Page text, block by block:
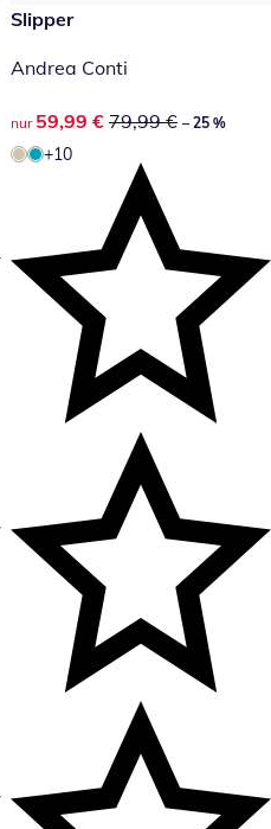
Preis: 79,99 €
Preis: 79,99 €
reduzierter Preis 59,99 €,
-25 %
Slipper
Andrea Conti
reduzierter Preis 59,99 €,
nur 59,99 € 79,99 € – 25 %
+10